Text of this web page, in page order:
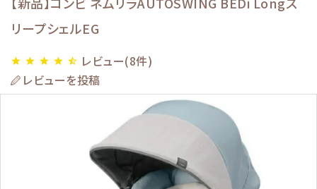
ACCOUNT MENU
meeting_room ログイン
ブランドから選ぶ
リープシェルEG
star star star star star_half レビュー(8件)
レビューを投稿